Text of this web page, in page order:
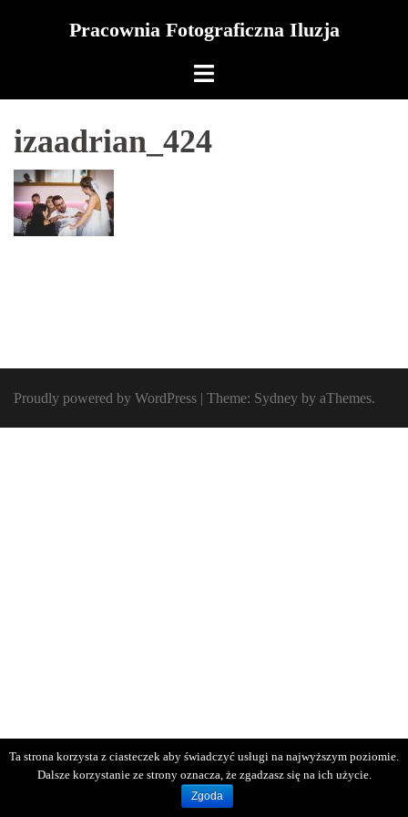
Pracownia Fotograficzna Iluzja
izaadrian_424
Proudly powered by WordPress | Theme: Sydney by aThemes.
Ta strona korzysta z ciasteczek aby świadczyć usługi na najwyższym poziomie.
Dalsze korzystanie ze strony oznacza, że zgadzasz się na ich użycie.
Zgoda